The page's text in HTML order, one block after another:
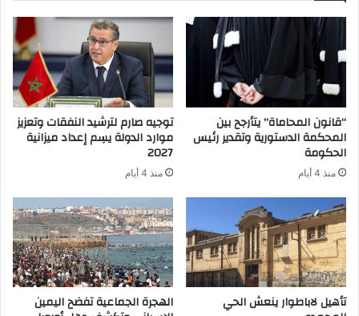
“قانون المحاماة” يتأرجح بين
المحكمة الدستورية وتقدير رئيس
الحكومة
منذ 4 أيام
توجيه صارم لترشيد النفقات وتعزيز
موارد الدولة يسِم إعداد ميزانية
2027
منذ 4 أيام
تأهيل لاباطوار ينعش الحي الهجرة الجماعية تفضح اليمين